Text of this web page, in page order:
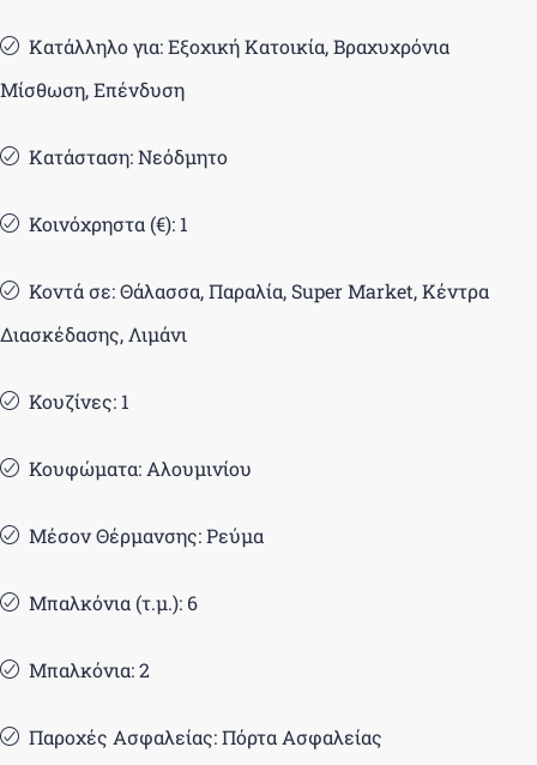
Κατάλληλο για: Εξοχική Κατοικία, Βραχυχρόνια
Μίσθωση, Επένδυση
Κατάσταση: Νεόδμητο
Κοινόχρηστα (€): 1
Κοντά σε: Θάλασσα, Παραλία, Super Market, Κέντρα
Διασκέδασης, Λιμάνι
Κουζίνες: 1
Κουφώματα: Αλουμινίου
Μέσον Θέρμανσης: Ρεύμα
Μπαλκόνια (τ.μ.): 6
Μπαλκόνια: 2
Παροχές Ασφαλείας: Πόρτα Ασφαλείας